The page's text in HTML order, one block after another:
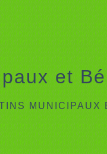
et
MUNICIPAUX